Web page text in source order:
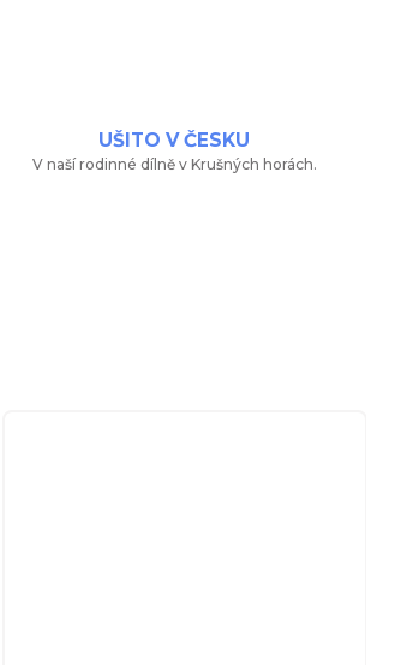
UŠITO V ČESKU
V naší rodinné dílně v Krušných horách.